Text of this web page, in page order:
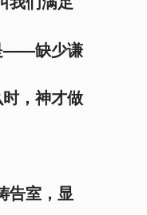
——缺少谦
，神才做
告室，显